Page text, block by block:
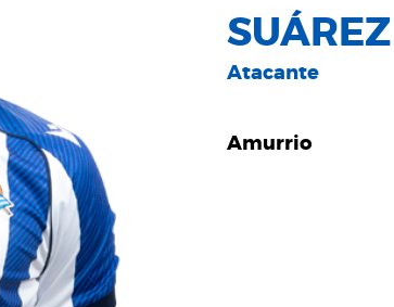
SUÁREZ
Atacante
Amurrio